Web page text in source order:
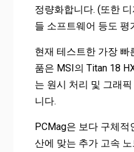
정량화합니다. (또한
들 소프트웨어 등도 평
현재 테스트한 가장 빠
품은 MSI의 Titan 18
는 원시 처리 및 그래
니다.
PCMag은 보다 구체적
산에 맞는 추가 고속